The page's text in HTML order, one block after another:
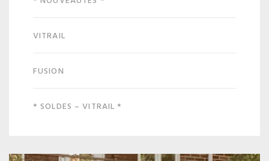
VITRAIL
FUSION
* SOLDES – VITRAIL *